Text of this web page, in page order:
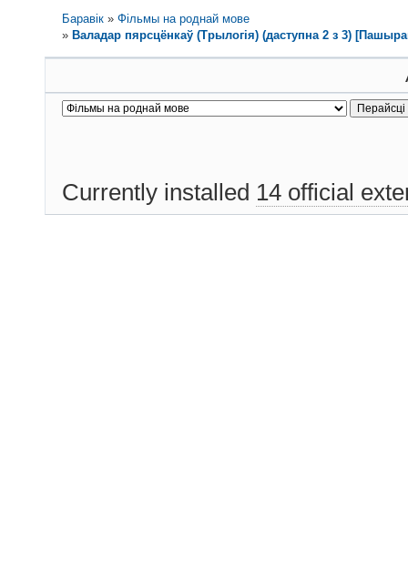
Баравік »Фільмы на роднай мове
» Валадар пярсцёнкаў (Трылогія) (даступна 2 з 3)
Currently installed 14 official